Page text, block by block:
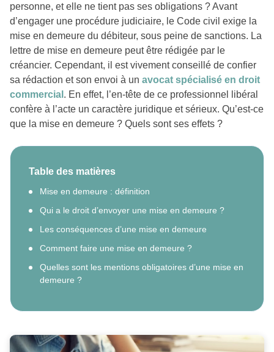
personne, et elle ne tient pas ses obligations ? Avant
d’engager une procédure judiciaire, le Code civil exige la
mise en demeure du débiteur, sous peine de sanctions. La
lettre de mise en demeure peut être rédigée par le
créancier. Cependant, il est vivement conseillé de confier
sa rédaction et son envoi à un avocat spécialisé en droit
commercial . En effet, l’en-tête de ce professionnel libéral
confère à l’acte un caractère juridique et sérieux. Qu’est-ce
que la mise en demeure ? Quels sont ses effets ?
Table des matières
Mise en demeure : définition
Qui a le droit d’envoyer une mise en demeure ?
Les conséquences d’une mise en demeure
Comment faire une mise en demeure ?
Quelles sont les mentions obligatoires d’une mise en
demeure ?